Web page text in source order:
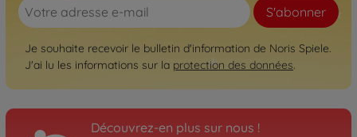
S'abonner
Je souhaite recevoir le bulletin d'information de Noris Spiele.
J'ai lu les informations sur la protection des données.
Découvrez-en plus sur nous !